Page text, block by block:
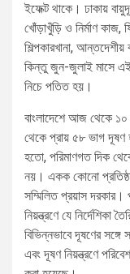
ইফেক্ট থাকে। ঢাকায়
খোঁড়াখুঁড়ি ও নির্মাণ কাজ,
শিল্পকারখানা,
কিন্তু জুন-জুলাই মাসে এই
নিচে পতিত হয়।
বাংলাদেশে আজ থেকে ১০
থেকে প্রায় ৫৮ ভাগ দূষণ
হতো, পরিমাণগত দিক
নয়। একক কোনো
সম্মিলিত প্রয়াস দরকার।
নিয়ন্ত্রণে যে নির্দেশিকা
বিভিন্নভাবে দূষণের
এবং দূষণ নিয়ন্ত্রণে